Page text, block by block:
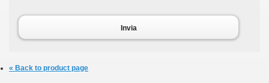
Invia
« Back to product page